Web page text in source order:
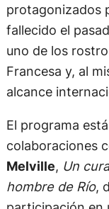
protagonizados
fallecido el
uno de los
Francesa y, al
alcance
El programa
colaboraciones
Melville, Un cura
hombre de Río,